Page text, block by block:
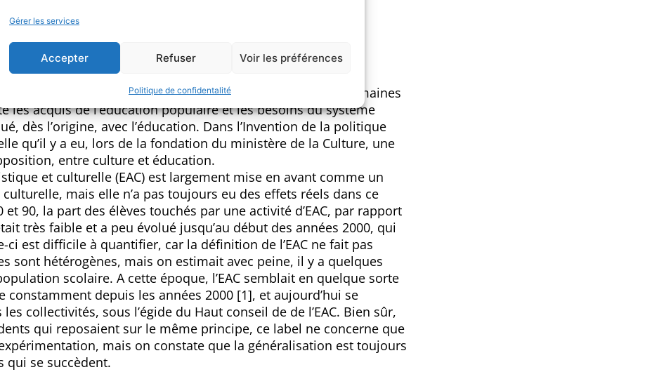
Gérer les services
Accepter Refuser Voir les préférences
Politique de confidentalité
et l’objectif du 100% EAC
l’encouragement à la création et l’élargissement des domaines
les acquis de l’éducation populaire et les besoins du système
dès l’origine, avec l’éducation. Dans l’Invention de la politique
qu’il y a eu, lors de la fondation du ministère de la Culture, une
entre culture et éducation.
et culturelle (EAC) est largement mise en avant comme un
mais elle n’a pas toujours eu des effets réels dans ce
90, la part des élèves touchés par une activité d’EAC, par rapport
très faible et a peu évolué jusqu’au début des années 2000, qui
ci est difficile à quantifier, car la définition de l’EAC ne fait pas
sont hétérogènes, mais on estimait avec peine, il y a quelques
scolaire. A cette époque, l’EAC semblait en quelque sorte
depuis les années 2000 [1], et aujourd’hui se
collectivités, sous l’égide du Haut conseil de de l’EAC. Bien sûr,
qui reposaient sur le même principe, ce label ne concerne que
mais on constate que la généralisation est toujours
qui se succèdent.